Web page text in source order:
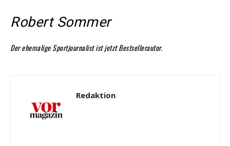
Robert Sommer
Der ehemalige Sportjournalist ist jetzt Bestsellerautor.
Redaktion